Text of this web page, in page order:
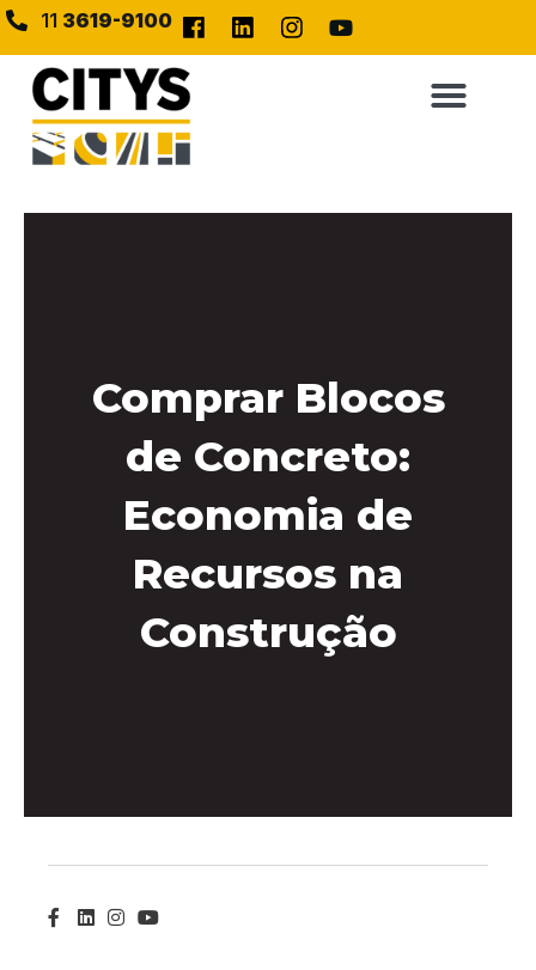
11 3619-9100
Comprar Blocos
de Concreto:
Economia de
Recursos na
Construção